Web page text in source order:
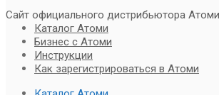
Сайт официального дистрибьютора
Каталог Атоми
Бизнес с Атоми
Инструкции
Как зарегистрироваться в Атоми